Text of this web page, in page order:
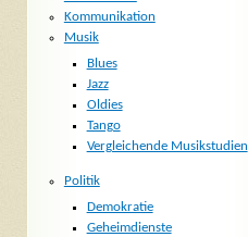
Kommunikation
Musik
Blues
Jazz
Oldies
Tango
Vergleichende Musikstudien
Politik
Demokratie
Geheimdienste